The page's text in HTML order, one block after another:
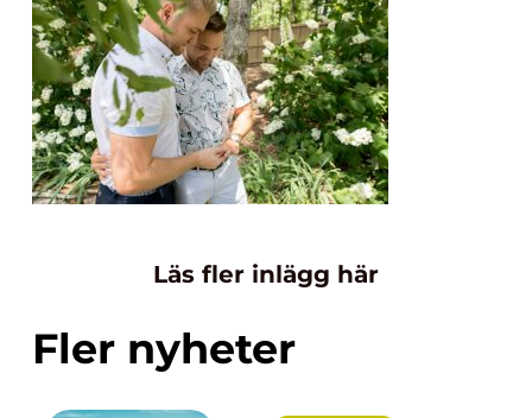
Läs fler inlägg här
Fler nyheter